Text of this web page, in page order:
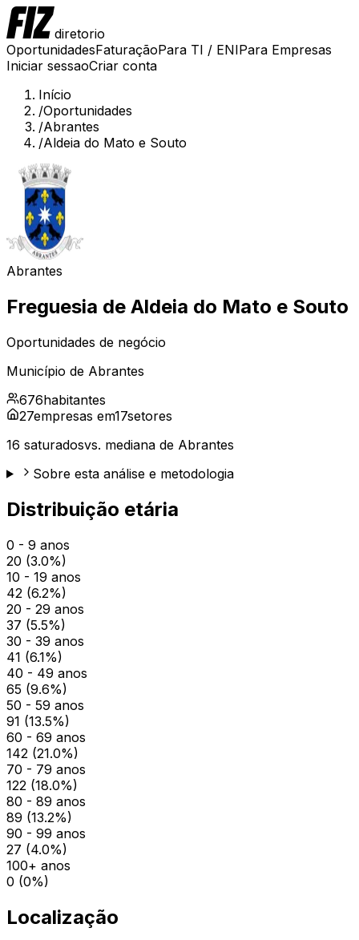
diretorio
OportunidadesFaturaçãoPara TI / ENIPara Empresas
Iniciar sessaoCriar conta
Início
/Oportunidades
/Abrantes
/Aldeia do Mato e Souto
Abrantes
Freguesia de Aldeia do Mato e Souto
Oportunidades de negócio
Município de Abrantes
676habitantes
27empresas em17setores
16 saturadosvs. mediana de Abrantes
Sobre esta análise e metodologia
Distribuição etária
0 - 9 anos
20 (3.0%)
10 - 19 anos
42 (6.2%)
20 - 29 anos
37 (5.5%)
30 - 39 anos
41 (6.1%)
40 - 49 anos
65 (9.6%)
50 - 59 anos
91 (13.5%)
60 - 69 anos
142 (21.0%)
70 - 79 anos
122 (18.0%)
80 - 89 anos
89 (13.2%)
90 - 99 anos
27 (4.0%)
100+ anos
0 (0%)
Localização